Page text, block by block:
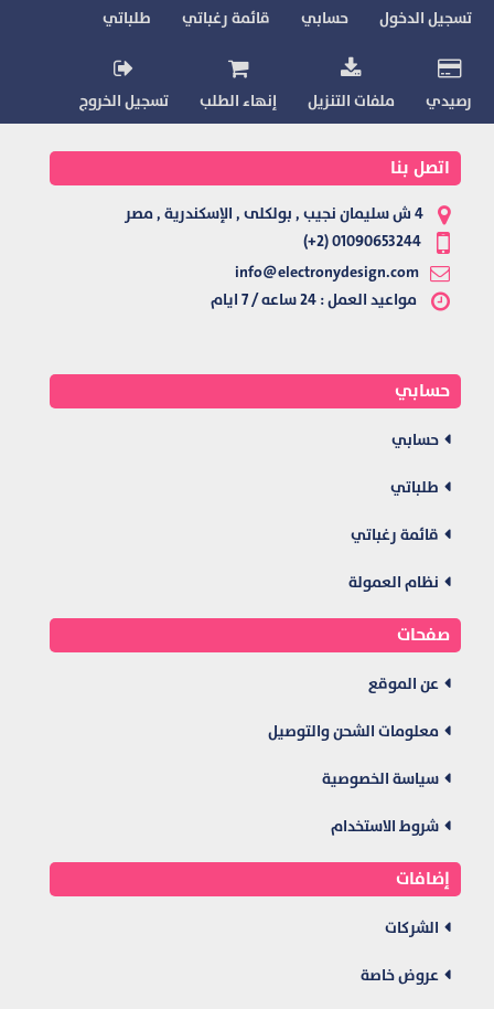
تسجيل الدخول حسابي قائمة رغباتي طلباتي
رصيدي ملفات التنزيل إنهاء الطلب تسجيل الخروج
اتصل بنا
info@electronydesign.com
مواعيد العمل : 24 ساعه / 7 ايام
حسابي
حسابي
طلباتي
قائمة رغباتي
نظام العمولة
صفحات
عن الموقع
معلومات الشحن والتوصيل
سياسة الخصوصية
شروط الاستخدام
إضافات
الشركات
عروض خاصة